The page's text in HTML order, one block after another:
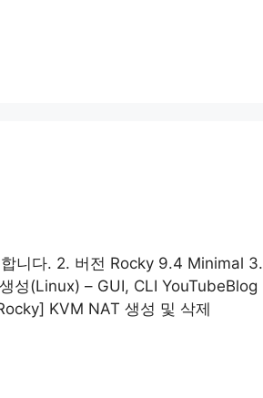
니다. 2. 버전 Rocky 9.4 Minimal 3.
성(Linux) – GUI, CLI YouTubeBlog
KVM NAT 생성 및 삭제